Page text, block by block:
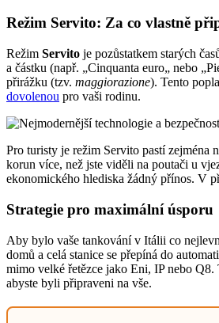
Režim Servito: Za co vlastně
Režim Servito je pozůstatkem starých
a částku (např. „Cinquanta euro„ nebo
přirážku (tzv. maggiorazione). Tento
dovolenou pro vaši rodinu.
Pro turisty je režim Servito pastí zejména
korun více, než jste viděli na poutači u
ekonomického hlediska žádný přínos. V
Strategie pro maximální úsporu
Aby bylo vaše tankování v Itálii co
domů a celá stanice se přepíná do
mimo velké řetězce jako Eni, IP nebo
abyste byli připraveni na vše.